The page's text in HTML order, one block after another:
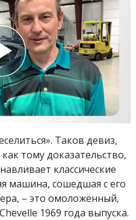
Таков девиз,
тому доказательство,
классические
машина, сошедшая с его
– это омоложённый,
1969 года выпуска.